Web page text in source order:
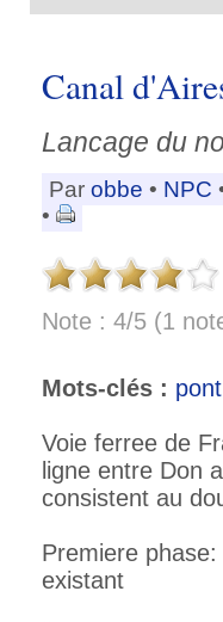
Canal
Lancage du
Par obbe • NPC
•
Note : 4/5 (1
Mots-clés : pont
Voie ferree de
ligne entre Don
consistent au
Premiere
existant